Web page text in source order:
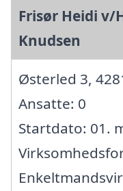
Frisør Heidi v/
Knudsen
Østerled 3,
Ansatte: 0
Startdato: 01.